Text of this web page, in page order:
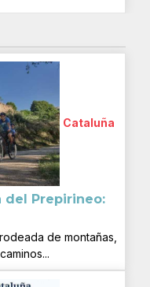
Cataluña
del Prepirineo:
de montañas,